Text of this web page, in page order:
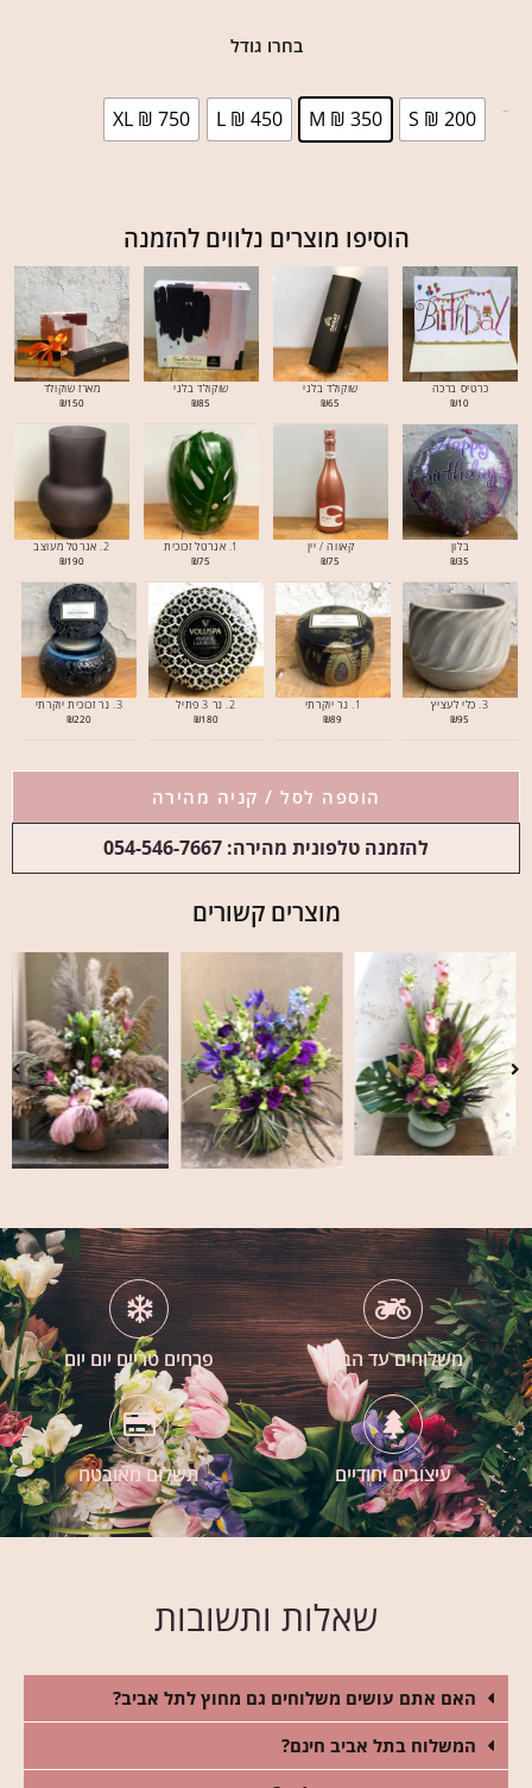
בחרו גודל
S ₪ 200
M ₪ 350
L ₪ 450
XL ₪ 750
הוסיפו מוצרים נלווים להזמנה
כרטיס ברכה
₪10
שוקולד בלגי
₪65
שוקולד בלגי
₪85
מארז שוקולד
₪150
בלון
₪35
קאווה / יין
₪75
1. אגרטל זכוכית
₪75
2. אגרטל מעוצב
₪190
3. כלי לעציץ
₪95
1. נר יוקרתי
₪89
2. נר 3 פתיל
₪180
3. נר זכוכית יוקרתי
₪220
הוספה לסל / קניה מהירה
להזמנה טלפונית מהירה: 054-546-7667
מוצרים קשורים
משלוחים עד הבית פרחים טריים יום יום
עיצובים יחודיים תשלום מאובטח
שאלות ותשובות
האם אתם עושים משלוחים גם מחוץ לתל אביב?
המשלוח בתל אביב חינם?